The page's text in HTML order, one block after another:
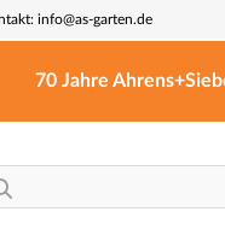
info@as-garten.de
70 Jahre